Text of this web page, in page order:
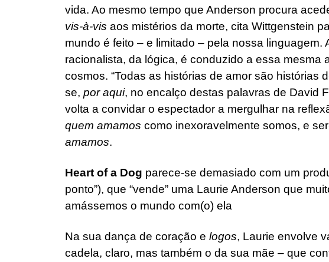
vida. Ao mesmo tempo que Anderson procura
vis-à-vis aos mistérios da morte, cita Wittgenstein
mundo é feito – e limitado – pela nossa linguagem.
racionalista, da lógica, é conduzido a essa mesma
cosmos. “Todas as histórias de amor são histórias
se, por aqui, no encalço destas palavras de David
volta a convidar o espectador a mergulhar na
quem amamos como inexoravelmente somos, e
amamos.
Heart of a Dog parece-se demasiado com um
ponto”), que “vende” uma Laurie Anderson que
amássemos o mundo com(o) ela
Na sua dança de coração e logos, Laurie envolve
cadela, claro, mas também o da sua mãe – que